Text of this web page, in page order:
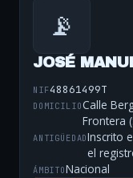
📡
JOSÉ
NIF48861499T
DOMICILIOCalle
Frontera
ANTIGÜEDADInscrito
el
ÁMBITONacional